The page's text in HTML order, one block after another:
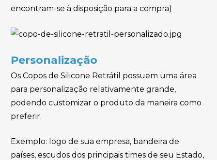
encontram-se à disposição para a compra)
Personalização
Os Copos de Silicone Retrátil possuem uma área
para personalização relativamente grande,
podendo customizar o produto da maneira como
preferir.
Exemplo: logo de sua empresa, bandeira de
países, escudos dos principais times de seu Estado,